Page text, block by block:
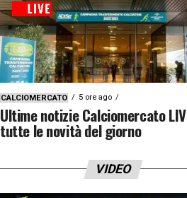
CALCIOMERCATO 5 ore ago
Ultime notizie Calciomercato
tutte le novità del giorno
VIDEO